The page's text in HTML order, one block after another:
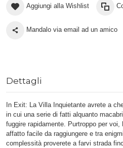
Aggiungi alla Wishlist
Mandalo via email ad un amico
Dettagli
In Exit: La Villa Inquietante avrete a
in cui una serie di fatti alquanto
fuggire rapidamente. Purtroppo per
affatto facile da raggiungere e tra
complessità proverete a farvi strada